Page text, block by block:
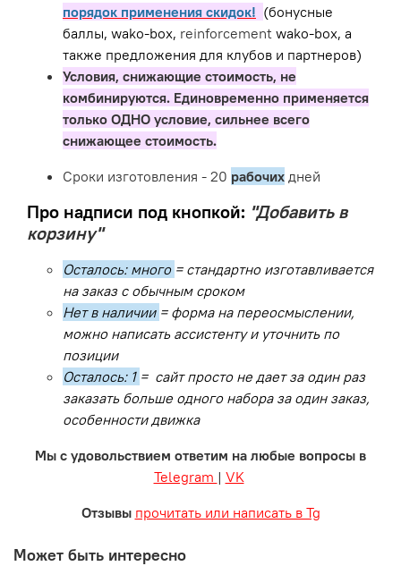
порядок применения скидок! (бонусные
баллы, wako-box, reinforcement wako-box, а
также предложения для клубов и партнеров)
Условия, снижающие стоимость, не
комбинируются. Единовременно применяется
только ОДНО условие, сильнее всего
снижающее стоимость.
Сроки изготовления - 20 рабочих дней
Про надписи под кнопкой: "Добавить в
корзину"
Осталось: много = стандартно изготавливается
на заказ с обычным сроком
Нет в наличии = форма на переосмыслении,
можно написать ассистенту и уточнить по
позиции
Осталось: 1 = сайт просто не дает за один раз
заказать больше одного набора за один заказ,
особенности движка
Мы с удовольствием ответим на любые вопросы в
Telegram | VK
Отзывы прочитать или написать в Tg
Может быть интересно